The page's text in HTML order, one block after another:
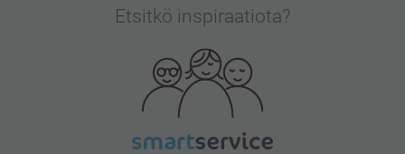
Etsitkö inspiraatiota?